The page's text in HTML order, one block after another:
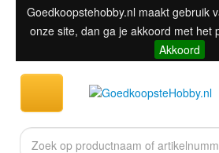
Goedkoopstehobby.nl maakt gebruik
onze site, dan ga je akkoord met het
Akkoord